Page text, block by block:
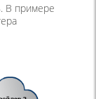
В примере